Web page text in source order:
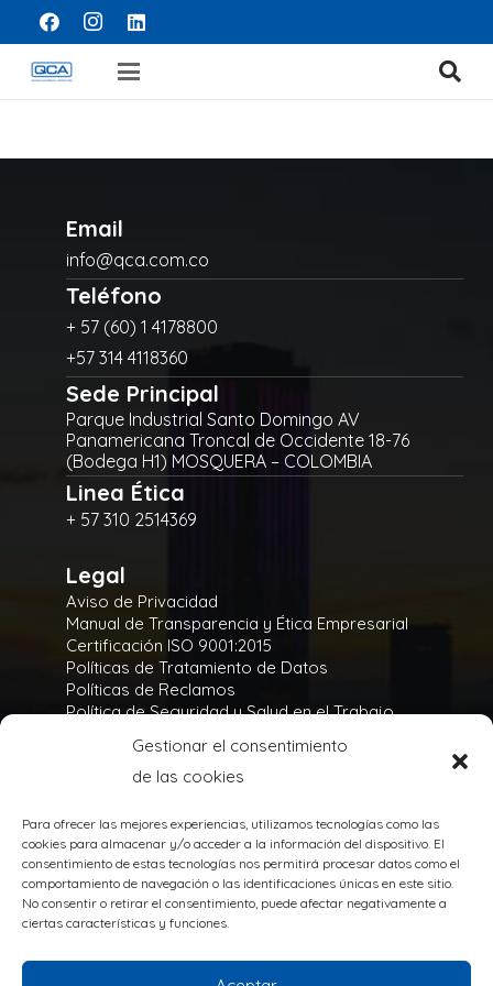
Gestionar el consentimiento
de las cookies
Para ofrecer las mejores experiencias, utilizamos tecnologías como las
cookies para almacenar y/o acceder a la información del dispositivo. El
consentimiento de estas tecnologías nos permitirá procesar datos como el
comportamiento de navegación o las identificaciones únicas en este sitio.
No consentir o retirar el consentimiento, puede afectar negativamente a
ciertas características y funciones.
Email
info@qca.com.co
Teléfono
+ 57 (60) 1 4178800
+57 314 4118360
Sede Principal
Parque Industrial Santo Domingo AV
Panamericana Troncal de Occidente 18-76
(Bodega H1) MOSQUERA – COLOMBIA
Linea Ética
+ 57 310 2514369
Legal
Aviso de Privacidad
Manual de Transparencia y Ética Empresarial
Certificación ISO 9001:2015
Políticas de Tratamiento de Datos
Políticas de Reclamos
Política de Seguridad y Salud en el Trabajo
Política Ambiental
Gases Refrigerantes
TODOS LOS DERECHOS RESERVADOS
@Copyright 2020
Powered by: